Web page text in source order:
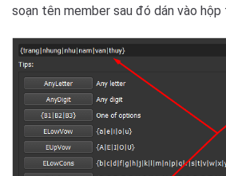
soạn tên member sau đó dán vào hộp